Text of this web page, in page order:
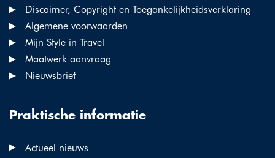
Discaimer, Copyright en Toegankelijkheidsverklaring
Algemene voorwaarden
Mijn Style in Travel
Maatwerk aanvraag
Nieuwsbrief
Praktische informatie
Actueel nieuws